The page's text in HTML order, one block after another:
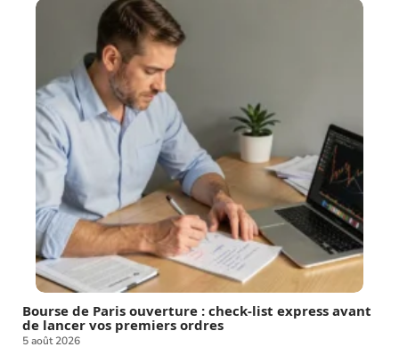
Bourse de Paris ouverture : check-list express avant
de lancer vos premiers ordres
5 août 2026